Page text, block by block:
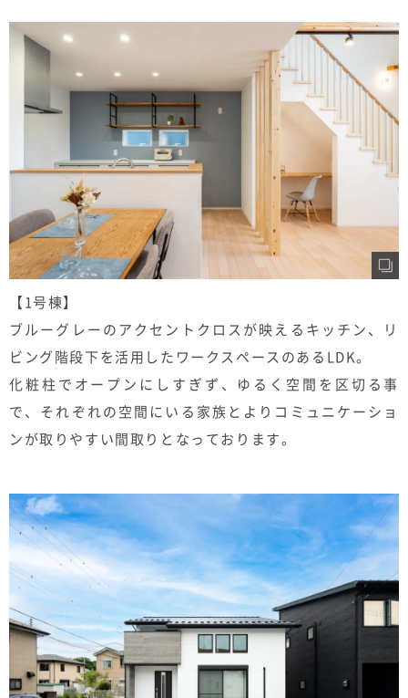
【1号棟】
ブルーグレーのアクセントクロスが映えるキッチン、リ
ビング階段下を活用したワークスペースのあるLDK。
化粧柱でオープンにしすぎず、ゆるく空間を区切る事
で、それぞれの空間にいる家族とよりコミュニケーショ
ンが取りやすい間取りとなっております。